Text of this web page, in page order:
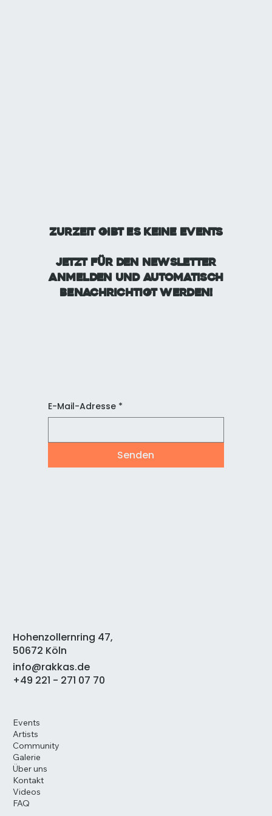
Zurzeit gibt es keine Events
Jetzt für den Newsletter
anmelden und automatisch
benachrichtigt werden!
E-Mail-Adresse *
Senden
Hohenzollernring 47,
50672 Köln
info@rakkas.de
+49 221 - 271 07 70
Events
Artists
Community
Galerie
Über uns
Kontakt
Videos
FAQ